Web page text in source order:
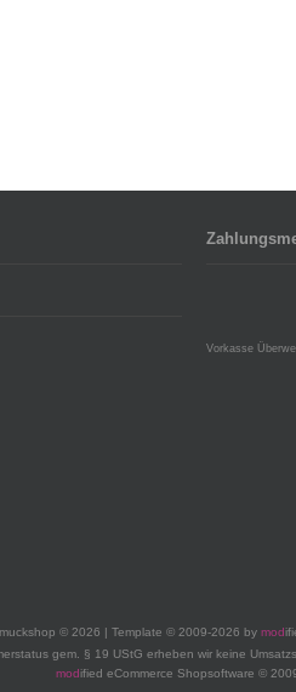
Vorkasse
© 2026 | Template © 2009-2026 by mod
gem. § 19 UStG erheben wir keine
modified eCommerce Shopsoftware ©